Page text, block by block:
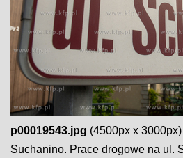
p00019543.jpg (4500px x
Suchanino. Prace drogowe na ul.